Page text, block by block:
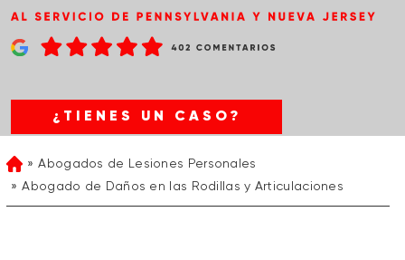
¿TIENES UN CASO?
HomeAbogados de Lesiones Personales
Abogado de Daños en las Rodillas y Articulaciones